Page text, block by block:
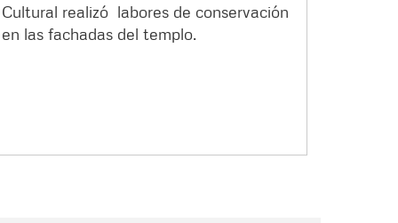
Cultural realizó labores de conservación
en las fachadas del templo.